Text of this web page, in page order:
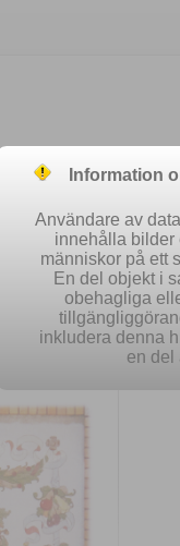
Information
Användare av
innehålla bilder
människor på ett
En del objekt i
obehagliga
inkludera denna
en del